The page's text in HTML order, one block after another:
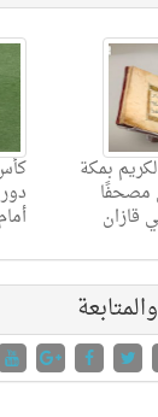
بمكة
مصحفًا
قازان